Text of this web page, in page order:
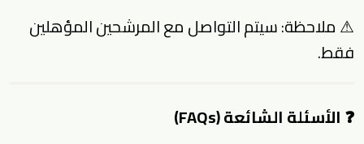
⚠ ملاحظة: سيتم التواصل مع المرشحين المؤهلين
فقط.
❓ الأسئلة الشائعة (FAQs)